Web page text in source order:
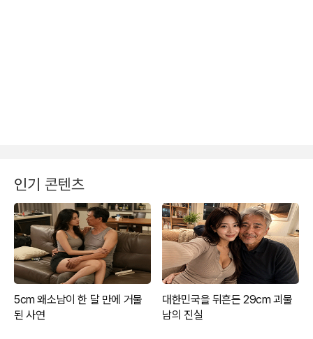
인기 콘텐츠